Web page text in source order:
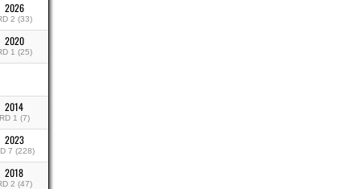
2026
2 (33)
2020
1 (25)
2014
RD 1 (7)
2023
7 (228)
2018
2 (47)